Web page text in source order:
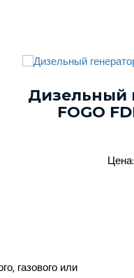
Дизельный
FOGO
газового или